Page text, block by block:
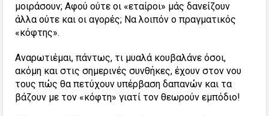
μοιράσουν; Αφού ούτε οι «εταίροι» μάς δανείζουν
άλλα ούτε και οι αγορές; Να λοιπόν ο πραγματικός
«κόφτης».
Αναρωτιέμαι, πάντως, τι μυαλά κουβαλάνε όσοι,
ακόμη και στις σημερινές συνθήκες, έχουν στον νου
τους πώς θα πετύχουν υπέρβαση δαπανών και τα
βάζουν με τον «κόφτη» γιατί τον θεωρούν εμπόδιο!